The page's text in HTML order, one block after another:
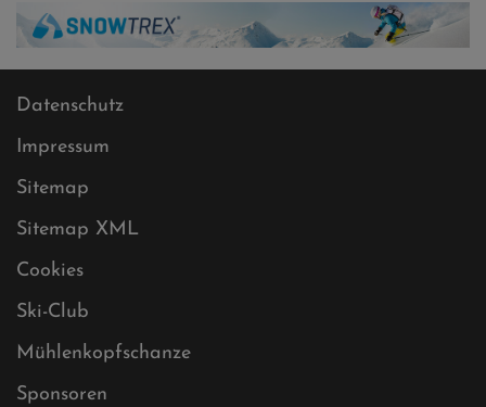
Datenschutz
Impressum
Sitemap
Sitemap XML
Cookies
Ski-Club
Mühlenkopfschanze
Sponsoren